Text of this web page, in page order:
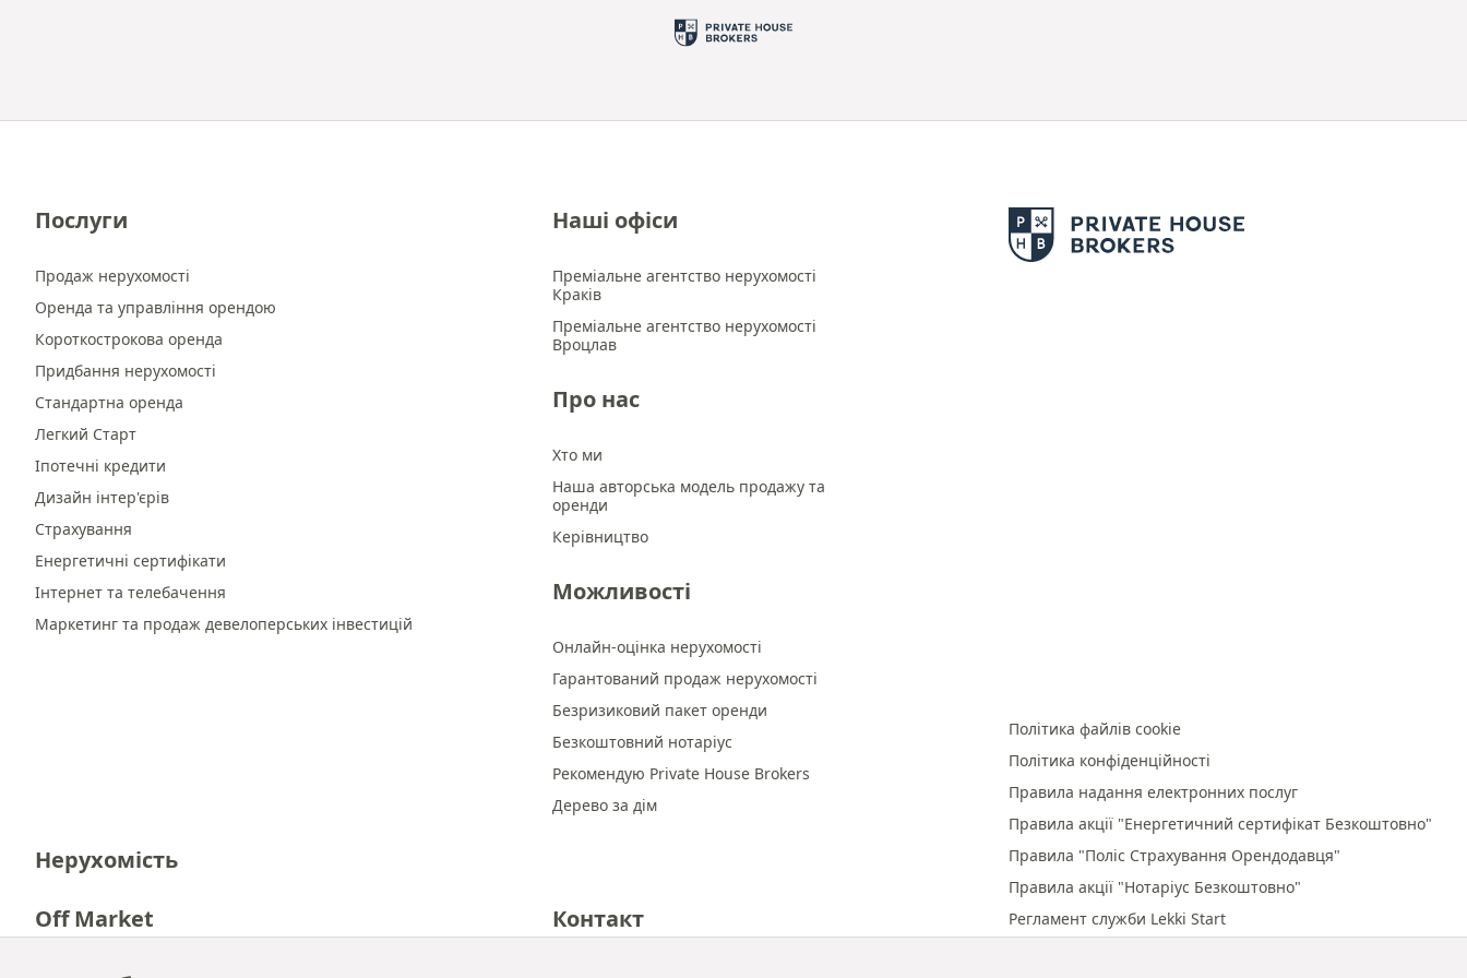
Послуги
Продаж нерухомості
Оренда та управління орендою
Короткострокова оренда
Придбання нерухомості
Стандартна оренда
Легкий Старт
Іпотечні кредити
Дизайн інтер'єрів
Страхування
Енергетичні сертифікати
Інтернет та телебачення
Маркетинг та продаж девелоперських інвестицій
Наші офіси
Преміальне агентство нерухомості
Краків
Преміальне агентство нерухомості
Вроцлав
Про нас
Хто ми
Наша авторська модель продажу та
оренди
Керівництво
Можливості
Онлайн-оцінка нерухомості
Гарантований продаж нерухомості
Безризиковий пакет оренди
Безкоштовний нотаріус
Рекомендую Private House Brokers
Дерево за дім
Нерухомість
Off Market
Контакт
Політика файлів cookie
Політика конфіденційності
Правила надання електронних послуг
Правила акції "Енергетичний сертифікат Безкоштовно"
Правила "Поліс Страхування Орендодавця"
Правила акції "Нотаріус Безкоштовно"
Регламент служби Lekki Start